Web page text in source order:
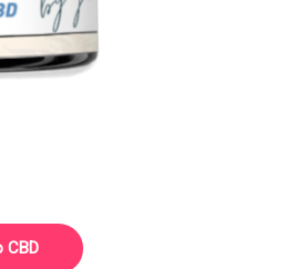
CBD